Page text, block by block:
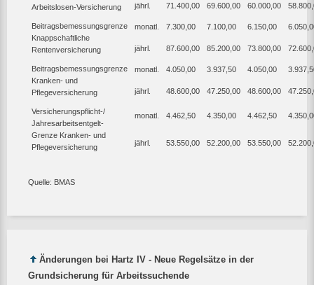
Arbeitslosen-Versicherung
jährl. 71.400,00 69.600,00 60.000,00
Beitragsbemessungsgrenze
Knappschaftliche
Rentenversicherung
monatl. 7.300,00 7.100,00 6.150,00
jährl. 87.600,00 85.200,00 73.800,00
Beitragsbemessungsgrenze
Kranken- und
Pflegeversicherung
monatl. 4.050,00 3.937,50 4.050,00
jährl. 48.600,00 47.250,00 48.600,00
Versicherungspflicht-/
Jahresarbeitsentgelt-
Grenze Kranken- und
Pflegeversicherung
monatl. 4.462,50 4.350,00 4.462,50
jährl. 53.550,00 52.200,00 53.550,00
Quelle: BMAS
Änderungen bei Hartz IV - Neue Regelsätze in der
Grundsicherung für Arbeitssuchende